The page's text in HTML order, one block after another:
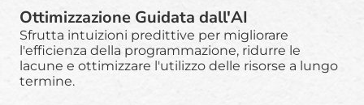
Ottimizzazione Guidata dall'AI
Sfrutta intuizioni predittive per migliorare
l'efficienza della programmazione, ridurre le
lacune e ottimizzare l'utilizzo delle risorse a lungo
termine.